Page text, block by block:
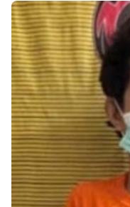
Premium
By
Raushan
Design
With
Shroff
Templates